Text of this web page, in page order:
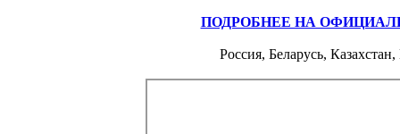
ПОДРОБНЕЕ НА
Россия, Беларусь,